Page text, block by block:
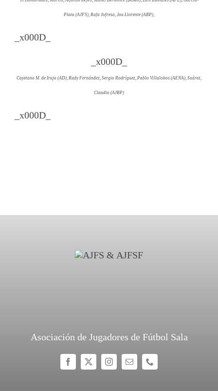
Plata (AJFS), Rafa Jofresa, Jou Llorente (ABP),
_x000D_
_x000D_
Cayetano M. de Irujo (AD), Rudy Fernández, Sergio Rodríguez, Pablo Villalobos (AENA), Suárez,
Claudio (AJBP)
_x000D_
Asociación de Jugadores de Fútbol Sala